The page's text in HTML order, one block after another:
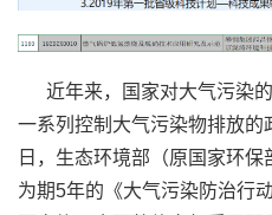
近年来，国家对大气污染的
一系列控制大气污染物排放
日，生态环境部（原国家环保
为期5年的《大气污染防治行